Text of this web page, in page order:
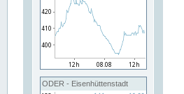
ODER - Eisenhüttenstadt